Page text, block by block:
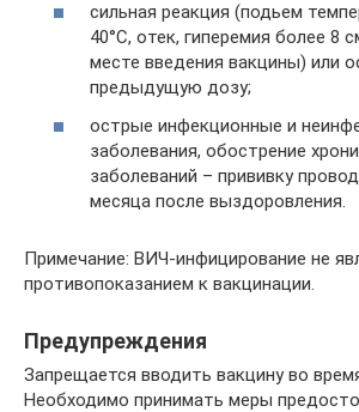
сильная реакция (подьем
40°С, отек, гиперемия более 8
месте введения вакцины) или
предыдущую дозу;
острые инфекционные и
заболевания, обострение
заболеваний – прививку
месяца после выздоровления.
Примечание: ВИЧ-инфицирование не
противопоказанием к вакцинации.
Предупреждения
Запрещается вводить вакцину во
Необходимо принимать меры